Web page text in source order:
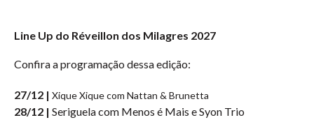
Line Up do Réveillon dos Milagres 2027
Confira a programação dessa edição:
27/12 | Xique Xique com Nattan & Brunetta
28/12 | Seriguela com Menos é Mais e Syon Trio